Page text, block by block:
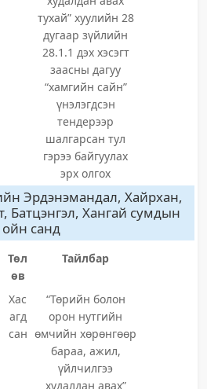
тухай” хуулийн 28
дугаар зүйлийн
28.1.1 дэх хэсэгт
заасны дагуу
“хамгийн сайн”
үнэлэгдсэн
тендерээр
шалгарсан тул
гэрээ байгуулах
эрх олгох
Эрдэнэмандал, Хайрхан,
Батцэнгэл, Хангай сумдын
ойн санд
Төл
өв
Тайлбар
Хас
агд
сан
“Төрийн болон
орон нутгийн
өмчийн хөрөнгөөр
бараа, ажил,
үйлчилгээ
худалдан авах”